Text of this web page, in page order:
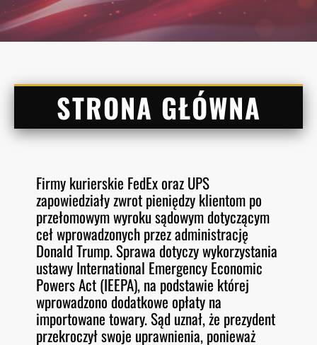
STRONA GŁÓWNA
Firmy kurierskie FedEx oraz UPS
zapowiedziały zwrot pieniędzy klientom po
przełomowym wyroku sądowym dotyczącym
ceł wprowadzonych przez administrację
Donald Trump. Sprawa dotyczy wykorzystania
ustawy International Emergency Economic
Powers Act (IEEPA), na podstawie której
wprowadzono dodatkowe opłaty na
importowane towary. Sąd uznał, że prezydent
przekroczył swoje uprawnienia, ponieważ